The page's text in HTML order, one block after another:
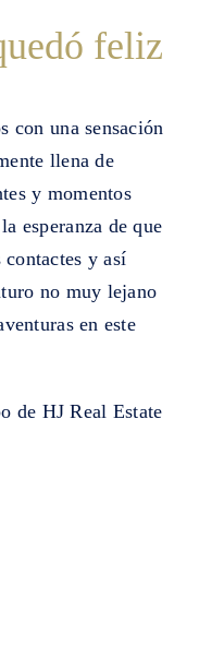
feliz
con una sensación
llena de
y momentos
esperanza de que
y así
no muy lejano
en este